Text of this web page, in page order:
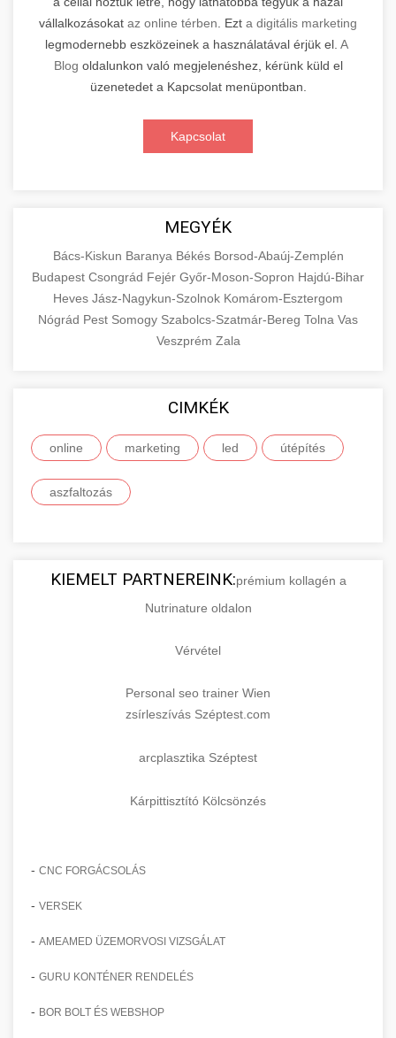
vállalkozásokat az online térben . Ezt a digitális marketing
legmodernebb eszközeinek a használatával érjük el. A
Blog oldalunkon való megjelenéshez, kérünk küld el
üzenetedet a Kapcsolat menüpontban.
Kapcsolat
MEGYÉK
Bács-Kiskun Baranya Békés Borsod-Abaúj-Zemplén
Budapest Csongrád Fejér Győr-Moson-Sopron Hajdú-Bihar
Heves Jász-Nagykun-Szolnok Komárom-Esztergom
Nógrád Pest Somogy Szabolcs-Szatmár-Bereg Tolna Vas
Veszprém Zala
CIMKÉK
online marketing led útépítés
aszfaltozás
KIEMELT PARTNEREINK:prémium kollagén a
Nutrinature oldalon
Vérvétel
Personal seo trainer Wien
zsírleszívás Széptest.com
arcplasztika Széptest
Kárpittisztító Kölcsönzés
- CNC FORGÁCSOLÁS
- VERSEK
- AMEAMED ÜZEMORVOSI VIZSGÁLAT
- GURU KONTÉNER RENDELÉS
- BOR BOLT ÉS WEBSHOP